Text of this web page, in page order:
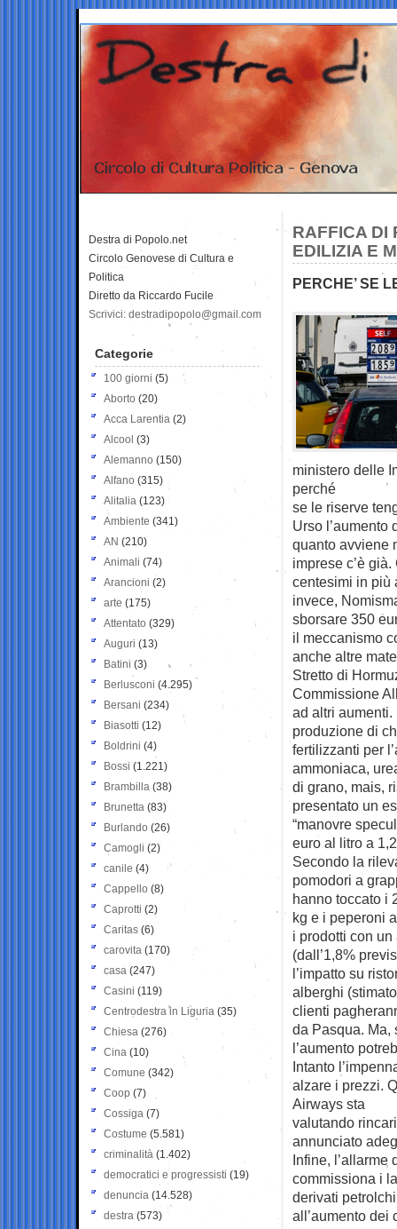
RAFFICA DI
EDILIZIA E
PERCHE’ SE
ministero delle
perché
se le riserve
Urso l’aumento
quanto avviene
imprese c’è
centesimi in più
invece,
sborsare 350
il meccanismo
anche altre
Stretto di
Commissione
ad altri
produzione di
fertilizzanti per
ammoniaca,
di grano, mais,
presentato un
“manovre
euro al litro a
Secondo la
pomodori a
hanno toccato i
kg e i peperoni
i prodotti con
(dall’1,8%
l’impatto su
alberghi
clienti
da Pasqua. Ma,
l’aumento
Intanto
alzare i prezzi.
Airways sta
valutando
annunciato
Infine, l’allarme
commissiona i
derivati
all’aumento dei
Destra di Popolo.net
Circolo Genovese di Cultura e
Politica
Diretto da Riccardo Fucile
Scrivici: destradipopolo@gmail.com
Categorie
100 giorni (5)
Aborto (20)
Acca Larentia (2)
Alcool (3)
Alemanno (150)
Alfano (315)
Alitalia (123)
Ambiente (341)
AN (210)
Animali (74)
Arancioni (2)
arte (175)
Attentato (329)
Auguri (13)
Batini (3)
Berlusconi (4.295)
Bersani (234)
Biasotti (12)
Boldrini (4)
Bossi (1.221)
Brambilla (38)
Brunetta (83)
Burlando (26)
Camogli (2)
canile (4)
Cappello (8)
Caprotti (2)
Caritas (6)
carovita (170)
casa (247)
Casini (119)
Centrodestra in Liguria (35)
Chiesa (276)
Cina (10)
Comune (342)
Coop (7)
Cossiga (7)
Costume (5.581)
criminalità (1.402)
democratici e progressisti (19)
denuncia (14.528)
destra (573)